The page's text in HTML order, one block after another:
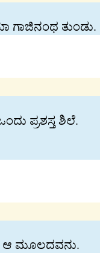
ಗಾಜಿನಂಥ ತುಂಡು.
ಪ್ರಶಸ್ತ ಶಿಲೆ.
ಆ ಮೂಲದವನು.